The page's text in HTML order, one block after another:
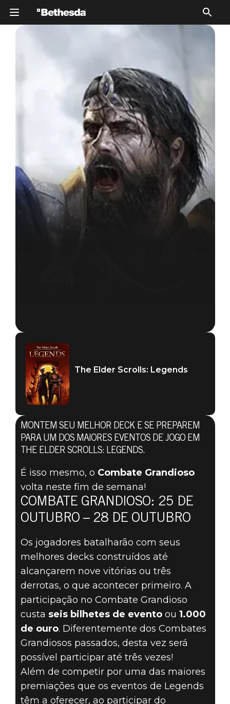
The Elder Scrolls: Legends
23 de outubro de 2019
O COMBATE
GRANDIOSO
RETORNA EM
25 DE
OUTUBRO!
The Elder Scrolls: Legends
MONTEM SEU MELHOR DECK E SE PREPAREM
PARA UM DOS MAIORES EVENTOS DE JOGO EM
THE ELDER SCROLLS: LEGENDS.
É isso mesmo, o Combate Grandioso
volta neste fim de semana!
COMBATE GRANDIOSO: 25 DE
OUTUBRO – 28 DE OUTUBRO
Os jogadores batalharão com seus
melhores decks construídos até
alcançarem nove vitórias ou três
derrotas, o que acontecer primeiro. A
participação no Combate Grandioso
custa seis bilhetes de eventoou 1.000
de ouro. Diferentemente dos Combates
Grandiosos passados, desta vez será
possível participar até três vezes!
Além de competir por uma das maiores
premiações que os eventos de Legends
têm a oferecer, ao participar do